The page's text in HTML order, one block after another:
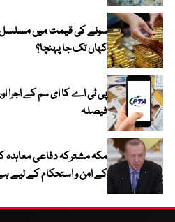
سونے کی قیمت میں مسلسل
کہاں تک جا پہنچا؟
پی ٹی اے کا ای سم کے اجرا
فیصلہ
مکہ مشترکہ دفاعی
کے امن و استحکام کے لیے